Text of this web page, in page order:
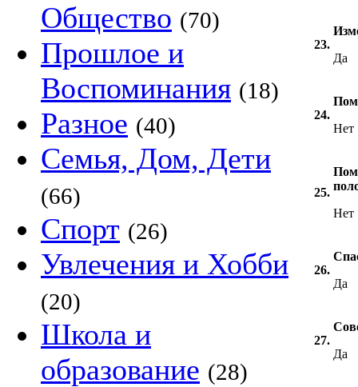
Общество (70)
Прошлое и
Воспоминания (18)
Разное (40)
Семья, Дом, Дети
(66)
Спорт (26)
Увлечения и Хобби
(20)
Школа и
образование (28)
23.
Да
24.
Нет
25.
Нет
26.
Да
27.
Да